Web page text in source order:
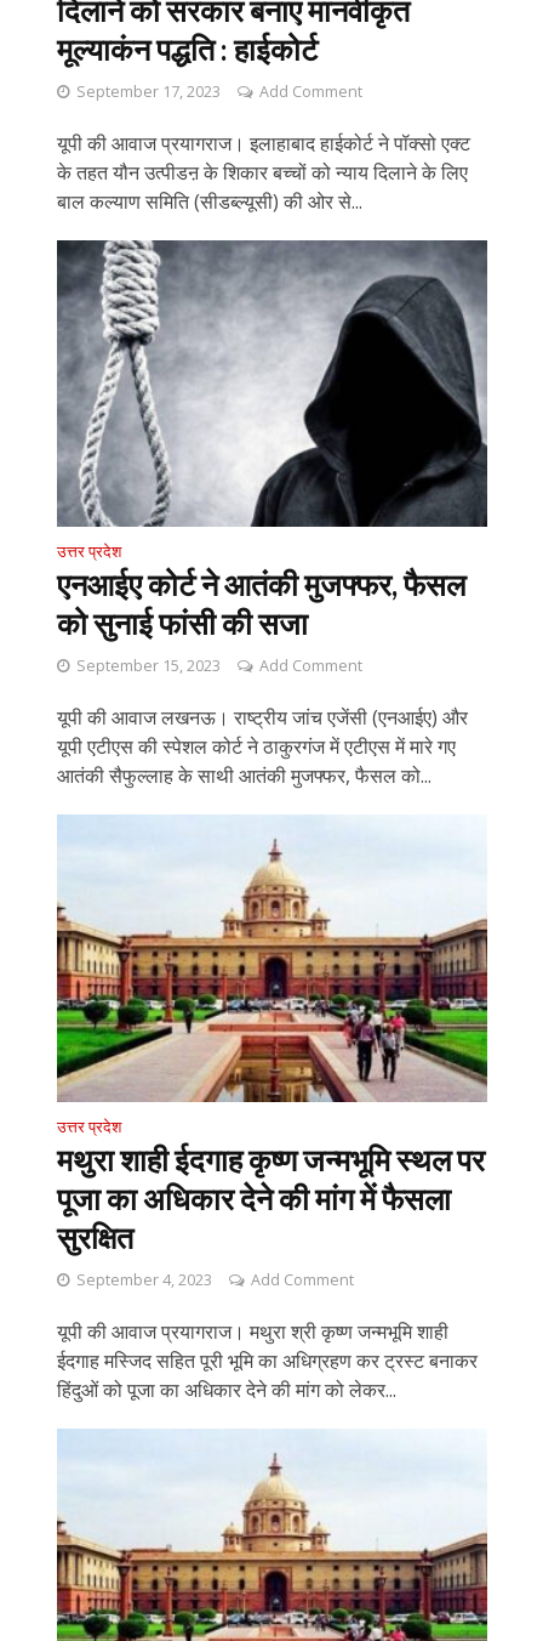
दिलाने को सरकार बनाए मानवीकृत
मूल्याकंन पद्धति : हाईकोर्ट
September 17, 2023 Add Comment
यूपी की आवाज प्रयागराज। इलाहाबाद हाईकोर्ट ने पॉक्सो एक्ट
के तहत यौन उत्पीडऩ के शिकार बच्चों को न्याय दिलाने के लिए
बाल कल्याण समिति (सीडब्ल्यूसी) की ओर से...
उत्तर प्रदेश
एनआईए कोर्ट ने आतंकी मुजफ्फर, फैसल
को सुनाई फांसी की सजा
September 15, 2023 Add Comment
यूपी की आवाज लखनऊ। राष्ट्रीय जांच एजेंसी (एनआईए) और
यूपी एटीएस की स्पेशल कोर्ट ने ठाकुरगंज में एटीएस में मारे गए
आतंकी सैफुल्लाह के साथी आतंकी मुजफ्फर, फैसल को...
उत्तर प्रदेश
मथुरा शाही ईदगाह कृष्ण जन्मभूमि स्थल पर
पूजा का अधिकार देने की मांग में फैसला
सुरक्षित
September 4, 2023 Add Comment
यूपी की आवाज प्रयागराज। मथुरा श्री कृष्ण जन्मभूमि शाही
ईदगाह मस्जिद सहित पूरी भूमि का अधिग्रहण कर ट्रस्ट बनाकर
हिंदुओं को पूजा का अधिकार देने की मांग को लेकर...